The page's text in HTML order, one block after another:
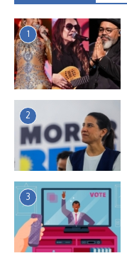
1
2
3